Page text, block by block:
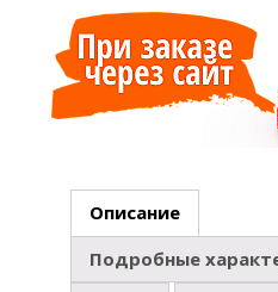
Описание
Подробные